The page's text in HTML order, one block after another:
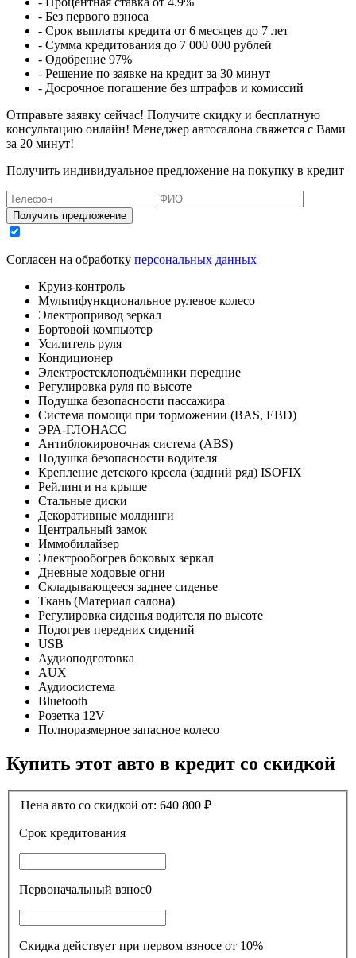
- Без первого взноса
- Срок выплаты кредита от 6 месяцев до 7 лет
- Сумма кредитования до 7 000 000 рублей
- Одобрение 97%
- Решение по заявке на кредит за 30 минут
- Досрочное погашение без штрафов и комиссий
Отправьте заявку сейчас! Получите скидку и бесплатную
консультацию онлайн! Менеджер автосалона свяжется с Вами
за 20 минут!
Получить индивидуальное предложение на покупку в кредит
Получить предложение
Согласен на обработку персональных данных
Круиз-контроль
Мультифункциональное рулевое колесо
Электропривод зеркал
Бортовой компьютер
Усилитель руля
Кондиционер
Электростеклоподъёмники передние
Регулировка руля по высоте
Подушка безопасности пассажира
Система помощи при торможении (BAS, EBD)
ЭРА-ГЛОНАСС
Антиблокировочная система (ABS)
Подушка безопасности водителя
Крепление детского кресла (задний ряд) ISOFIX
Рейлинги на крыше
Стальные диски
Декоративные молдинги
Центральный замок
Иммобилайзер
Электрообогрев боковых зеркал
Дневные ходовые огни
Складывающееся заднее сиденье
Ткань (Материал салона)
Регулировка сиденья водителя по высоте
Подогрев передних сидений
USB
Аудиоподготовка
AUX
Аудиосистема
Bluetooth
Розетка 12V
Полноразмерное запасное колесо
Купить этот авто в кредит со скидкой
Цена авто со скидкой от: 640 800 ₽
Срок кредитования
Первоначальный взнос0
Скидка действует при первом взносе от 10%